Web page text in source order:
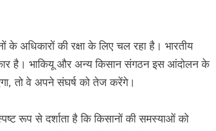
के अधिकारों की रक्षा के लिए चल रहा है। भारतीय
है। भाकियू और अन्य किसान संगठन इस आंदोलन के
तो वे अपने संघर्ष को तेज करेंगे।
रूप से दर्शाता है कि किसानों की समस्याओं को